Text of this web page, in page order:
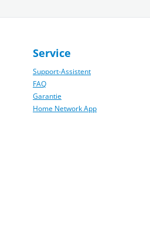
Service
Support-Assistent
FAQ
Garantie
Home Network App